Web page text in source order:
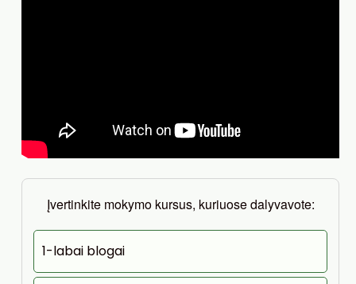
Įvertinkite mokymo kursus, kuriuose dalyvavote:
1-labai blogai